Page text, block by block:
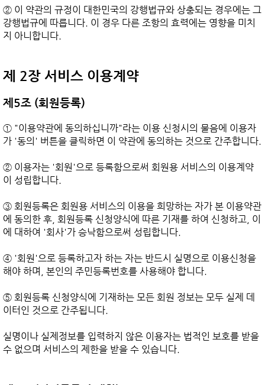
② 이 약관의 규정이 대한민국의 강행법규와 상충되는 경우에는 그
강행법규에 따릅니다. 이 경우 다른 조항의 효력에는 영향을 미치
지 아니합니다.
제 2장 서비스 이용계약
제5조 (회원등록)
① "이용약관에 동의하십니까"라는 이용 신청시의 물음에 이용자
가 '동의' 버튼을 클릭하면 이 약관에 동의하는 것으로 간주합니다.
② 이용자는 '회원'으로 등록함으로써 회원용 서비스의 이용계약
이 성립합니다.
③ 회원등록은 회원용 서비스의 이용을 희망하는 자가 본 이용약관
에 동의한 후, 회원등록 신청양식에 따른 기재를 하여 신청하고, 이
에 대하여 '회사'가 승낙함으로써 성립합니다.
④ '회원'으로 등록하고자 하는 자는 반드시 실명으로 이용신청을
해야 하며, 본인의 주민등록번호를 사용해야 합니다.
⑤ 회원등록 신청양식에 기재하는 모든 회원 정보는 모두 실제 데
이터인 것으로 간주됩니다.
실명이나 실제정보를 입력하지 않은 이용자는 법적인 보호를 받을
수 없으며 서비스의 제한을 받을 수 있습니다.